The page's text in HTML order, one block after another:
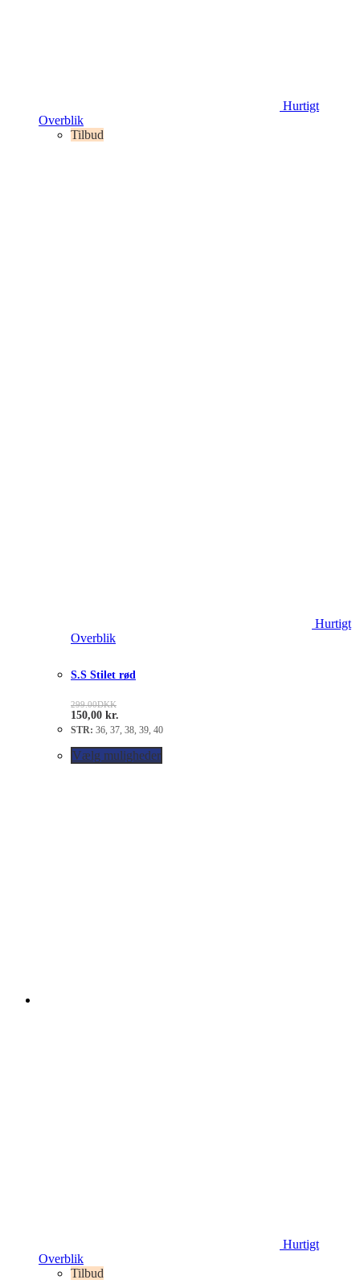
Hurtigt
Overblik
Tilbud
Hurtigt
Overblik
S.S Stilet rød
299.00DKK
150,00 kr.
STR: 36, 37, 38, 39, 40
Vælg muligheder
Hurtigt
Overblik
Tilbud